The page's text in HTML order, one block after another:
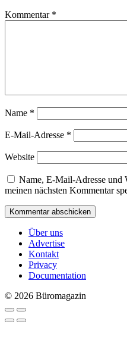
Kommentar *
Name *
E-Mail-Adresse *
Website
Name, E-Mail-Adresse und
meinen nächsten Kommentar
Über uns
Advertise
Kontakt
Privacy
Documentation
© 2026 Büromagazin